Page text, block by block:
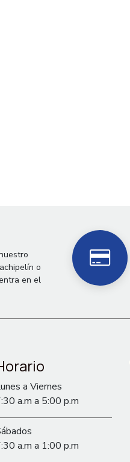
o
en el
a Viernes
a.m a 5:00 p.m
a.m a 1:00 p.m